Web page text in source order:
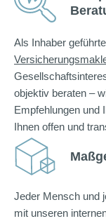
Als Inhaber
objektiv beraten –
Empfehlungen und
Ihnen offen und
Jeder Mensch und
mit unseren